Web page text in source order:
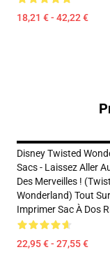
18,21 € - 42,22 €
Disney Twisted
Sacs - Laissez Aller
Des Merveilles !
Wonderland) Tout Sur
Imprimer Sac À Dos
22,95 € - 27,55 €